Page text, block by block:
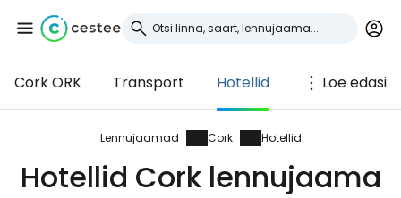
Cork ORK Transport Hotellid Loe edasi
Lennujaamad Cork Hotellid
Hotellid Cork lennujaama
Logi sisse
Cestee'sse
... ülemaailmne reisikogukond